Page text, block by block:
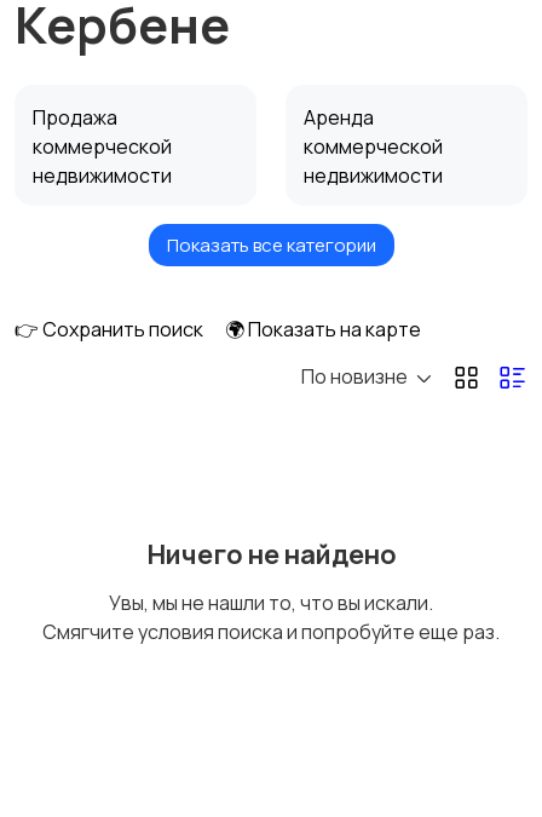
Кербене
Продажа
коммерческой
недвижимости
Аренда
коммерческой
недвижимости
Сниму коммерческуюПоказать все категории
👉 Сохранить поиск
🌍 Показать на карте
По новизне
Ничего не найдено
Увы, мы не нашли то, что вы искали.
Смягчите условия поиска и попробуйте еще раз.